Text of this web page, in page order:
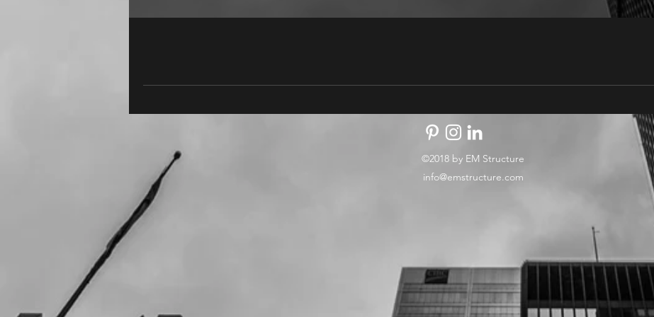
©2018 by EM Structure
info@emstructure.com